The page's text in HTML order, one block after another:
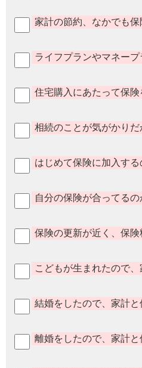
家計の節約、なかでも
ライフプランやマネー
住宅購入にあたって保
相続のことが気がかりだ
はじめて保険に加入する
自分の保険が合ってる
保険の更新が近く、保
こどもが生まれたので
結婚をしたので、家計
離婚をしたので、家計